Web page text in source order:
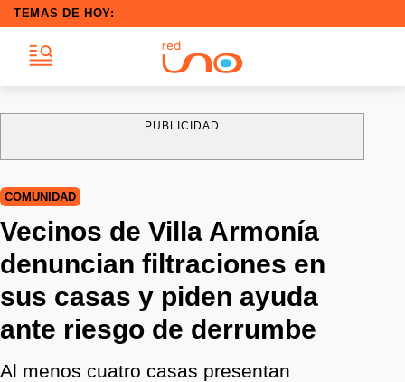
TEMAS DE HOY:
PUBLICIDAD
COMUNIDAD
Vecinos de Villa Armonía
denuncian filtraciones en
sus casas y piden ayuda
ante riesgo de derrumbe
Al menos cuatro casas presentan